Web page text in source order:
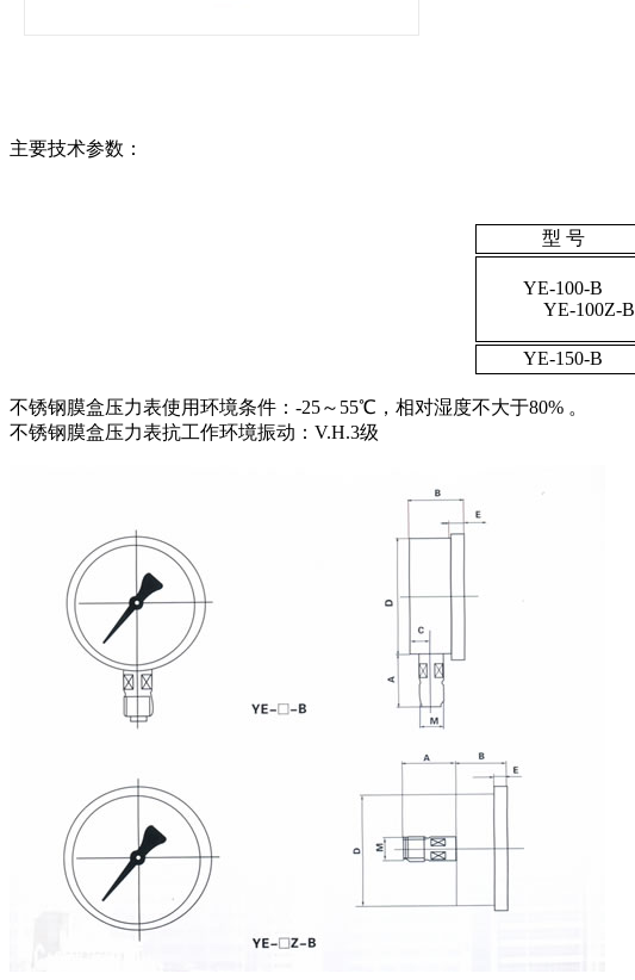
主要技术参数：
型 号
YE-100-B
YE-100Z-B
YE-150-B
不锈钢膜盒压力表使用环境条件：-25～55℃，相对湿度不大于80% 。
不锈钢膜盒压力表抗工作环境振动：V.H.3级